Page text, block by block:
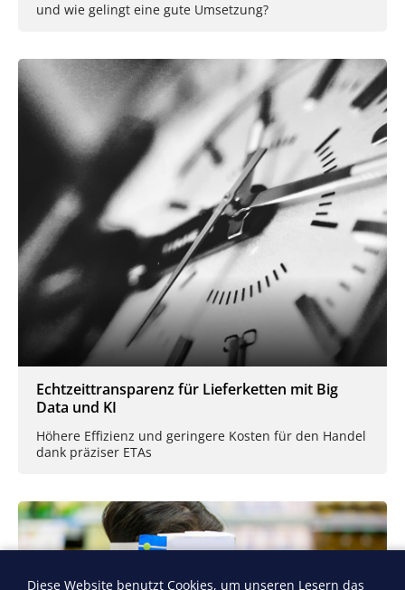
und wie gelingt eine gute Umsetzung?
Echtzeittransparenz für Lieferketten mit Big
Data und KI
Höhere Effizienz und geringere Kosten für den Handel
dank präziser ETAs
Diese Website benutzt Cookies, um unseren Lesern das